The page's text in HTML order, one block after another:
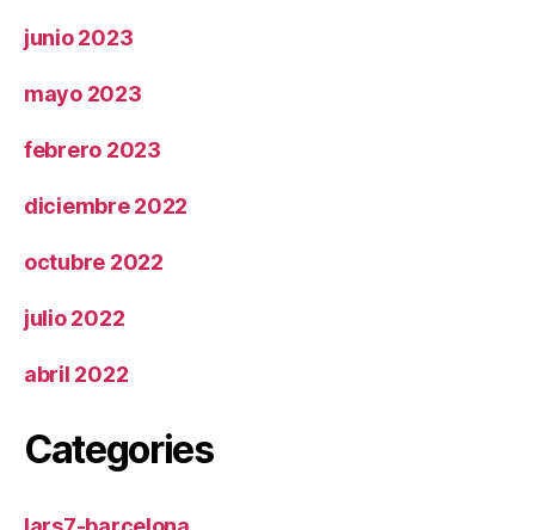
junio 2023
mayo 2023
febrero 2023
diciembre 2022
octubre 2022
julio 2022
abril 2022
Categories